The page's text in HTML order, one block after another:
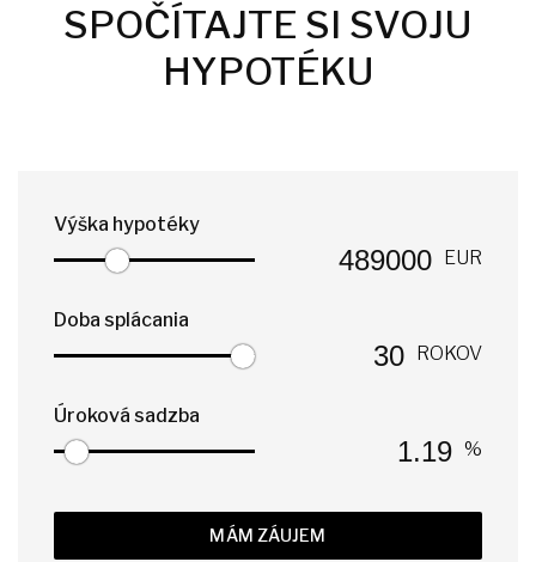
SPOČÍTAJTE SI SVOJU
HYPOTÉKU
Výška hypotéky
EUR
Doba splácania
ROKOV
Úroková sadzba
%
MÁM ZÁUJEM